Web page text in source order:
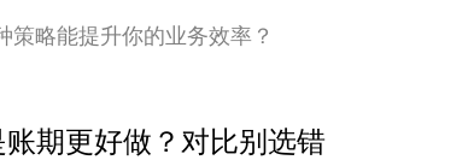
略能提升你的业务效率？
期更好做？对比别选错